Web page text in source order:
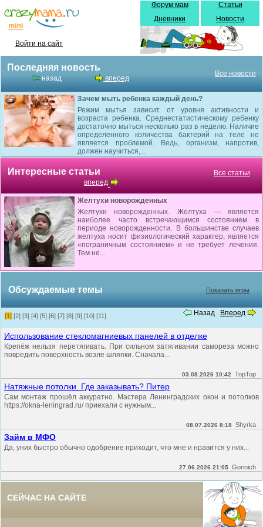
Войти на сайт
Форум мам
Дневники
Статьи
Новости
Последняя новость
назад вперед
Все новости
Зачем мыть ребенка каждый день?
Режим мытья зависит от уровня активности и
возраста ребенка. Среднестатистическому ребенку
достаточно мыться несколько раз в неделю. Наличие
определенного количества бактерий на теле не
является проблемой. Ведь, организм, напротив,
должен научиться,...
Интересные статьи
вперед
Все статьи
Желтухи новорожденных
Желтухи новорожденных. Желтуха — является
наиболее часто встречающимся со­стоянием в
периоде новорожденности. В большинстве случаев
желтуха носит физиологический характер, является
«погранич­ным состоянием» и не требует лечения.
Тем не...
Обсуждаемые темы Показать игры
Назад Вперед
[1] [2] [3] [4] [5] [6] [7] [8] [9] [10] [11]
Использование стекломагниевых панелей в отделке
Крепёж нельзя перетягивать. При сильном затягивании самореза можно
повредить поверхность возле шляпки. Сначала...
03.08.2026 10:42 TopTop
Натяжные потолки. Где заказывать? Питер
Сам монтаж прошёл аккуратно. Мастера Ленинградских окон и потолков
https://okna-leningrad.ru/ приехали с нужным...
08.07.2026 8:18 Shyrka
Займ в МФО
Да, уних быстро обычно одобрение приходит, что мне и нравится у них...
27.06.2026 21:05 Gorinich
СЕЙЧАС НА САЙТЕ